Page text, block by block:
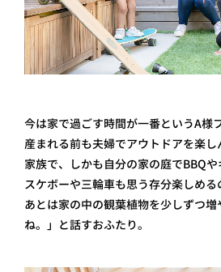
今は家で過ごす時間が一番というA様
産まれる前も夫婦でアウトドアを楽
家族で、しかも自分の家の庭でBBQや
スケボーや三輪車も思う存分楽しめる
あとは家の中の観葉植物を少しずつ
ね。」と話すおふたり。